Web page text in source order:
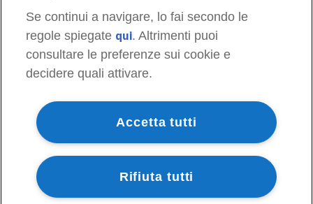
Se continui a navigare, lo fai secondo le
regole spiegate qui. Altrimenti puoi
consultare le preferenze sui cookie e
decidere quali attivare.
Accetta tutti
Rifiuta tutti